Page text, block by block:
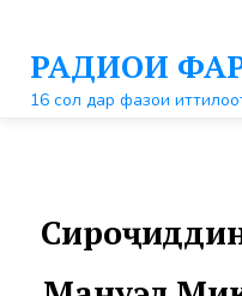
контентуРАДИОИ
16 сол дар фазои